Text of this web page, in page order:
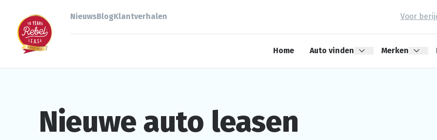
NieuwsBlogKlantverhalen Voor
Home Auto vinden Merken
Nieuwe auto leasen